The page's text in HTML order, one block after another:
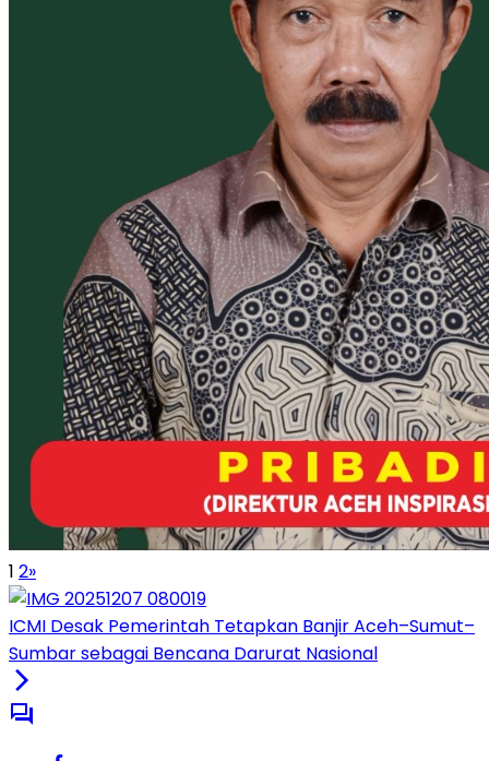
1 2»
ICMI Desak Pemerintah Tetapkan Banjir Aceh–Sumut–
Sumbar sebagai Bencana Darurat Nasional